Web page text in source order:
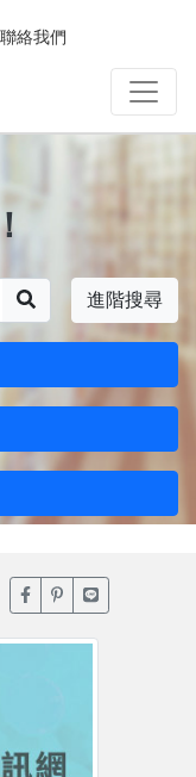
聯絡我們
進階搜尋
臉書分享(另開新視窗)
噗浪分享(另開新
Line分享(另